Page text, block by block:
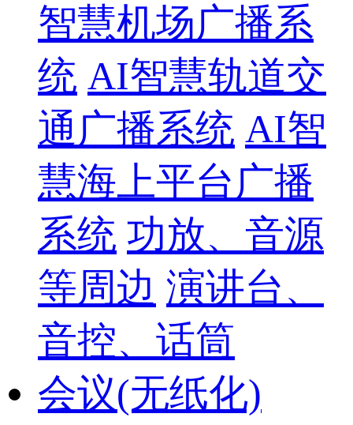
智慧机场广播系
统 AI智慧轨道交
通广播系统 AI智
慧海上平台广播
系统 功放、音源
等周边 演讲台、
音控、话筒
会议(无纸化)